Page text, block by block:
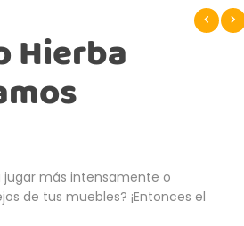
Hierba
más intensamente o
de tus muebles? ¡Entonces el